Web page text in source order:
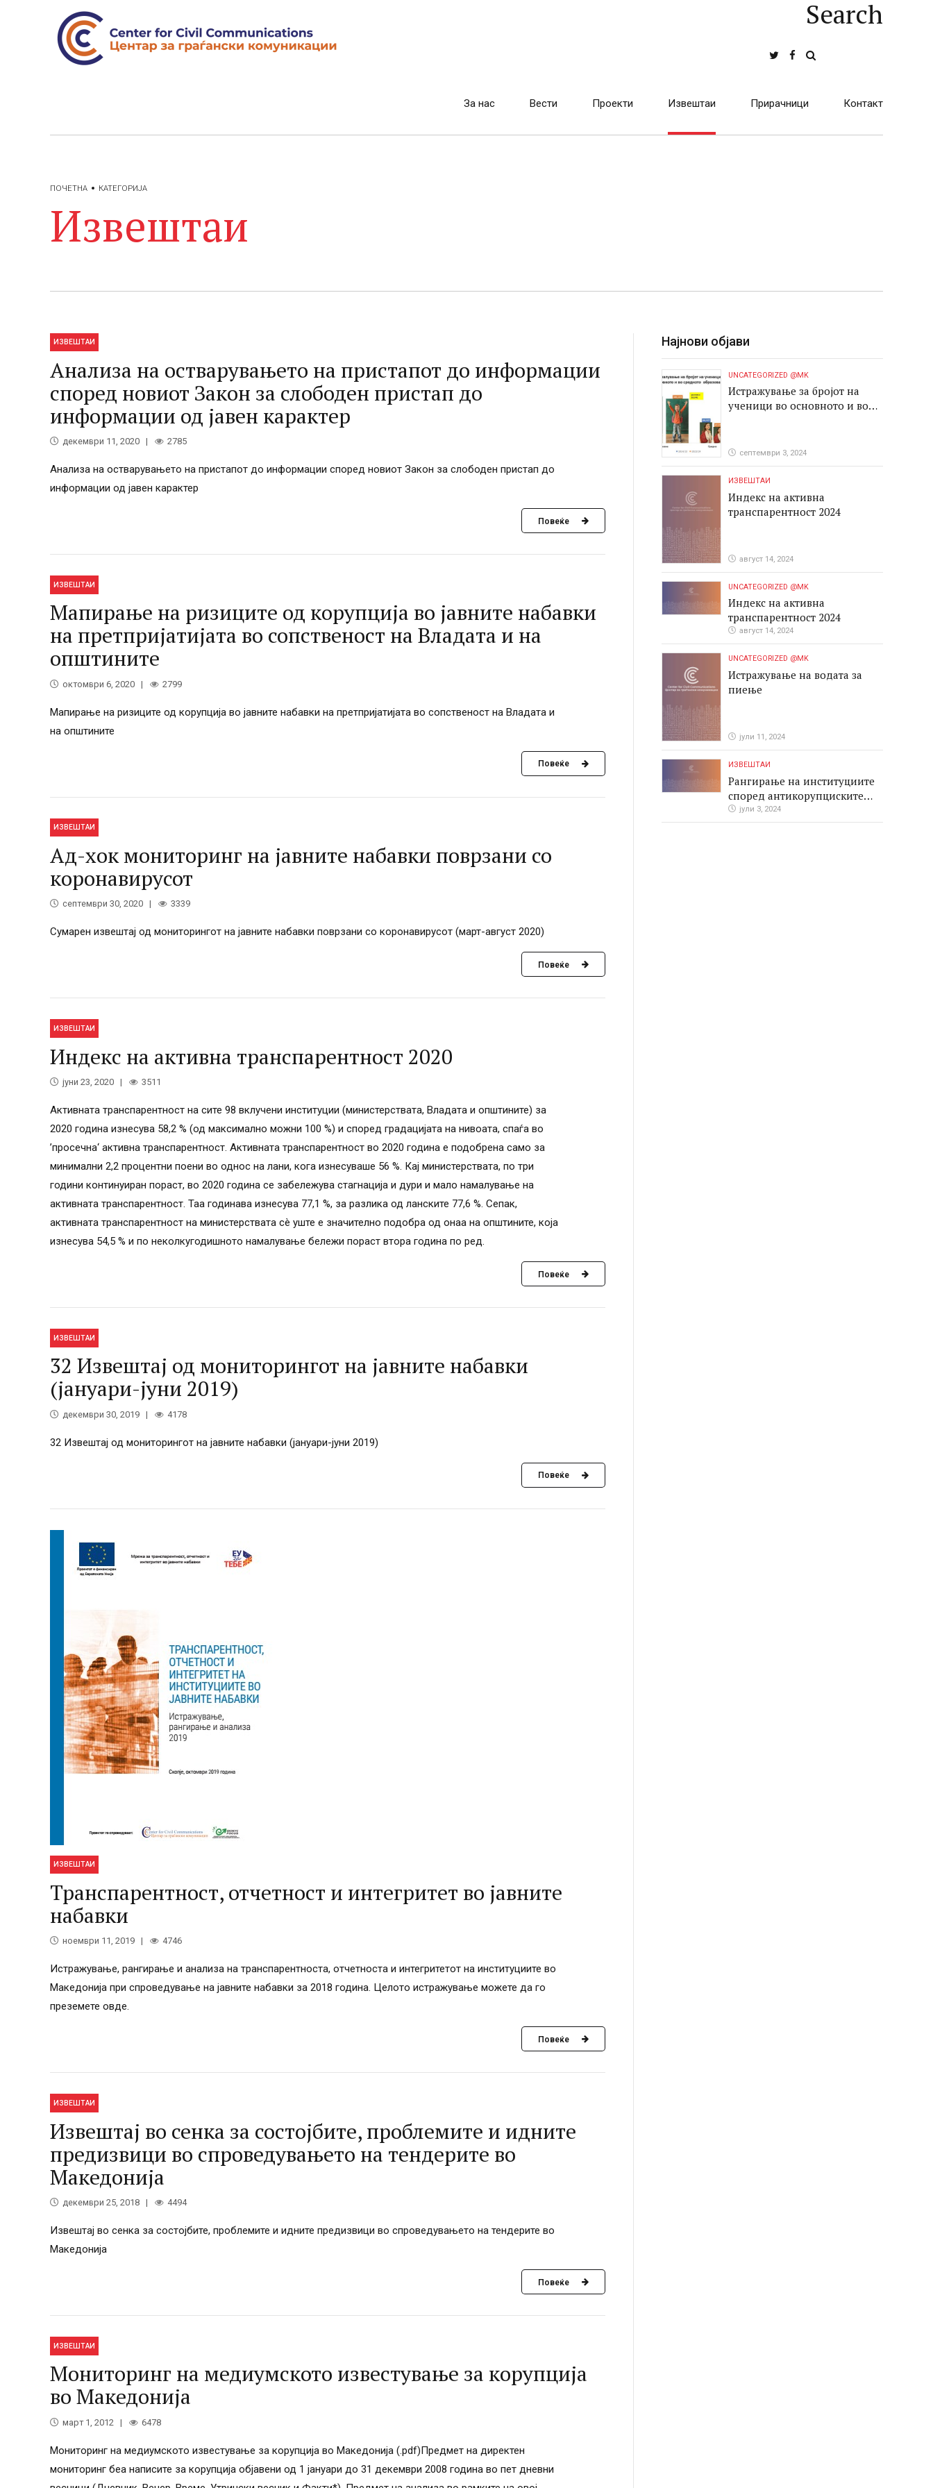
Search
За нас Вести Проекти Извештаи Прирачници Контакт
ПОЧЕТНА КАТЕГОРИЈА
Извештаи
ИЗВЕШТАИ
Анализа на остварувањето на пристапот до информации
според новиот Закон за слободен пристап до
информации од јавен карактер
декември 11, 2020 2785
Анализа на остварувањето на пристапот до информации според новиот Закон за слободен пристап до
информации од јавен карактер
Повеќе
ИЗВЕШТАИ
Мапирање на ризиците од корупција во јавните набавки
на претпријатијата во сопственост на Владата и на
општините
октомври 6, 2020 2799
Мапирање на ризиците од корупција во јавните набавки на претпријатијата во сопственост на Владата и
на општините
Повеќе
ИЗВЕШТАИ
Ад-хок мониторинг на јавните набавки поврзани со
коронавирусот
септември 30, 2020 3339
Сумарен извештај од мониторингот на јавните набавки поврзани со коронавирусот (март-август 2020)
Повеќе
ИЗВЕШТАИ
Индекс на активна транспарентност 2020
јуни 23, 2020 3511
Активната транспарентност на сите 98 вклучени институции (министерствата, Владата и општините) за
2020 година изнесува 58,2 % (од максимално можни 100 %) и според градацијата на нивоата, спаѓа во
’просечна‘ активна транспарентност. Активната транспарентност во 2020 година е подобрена само за
минимални 2,2 процентни поени во однос на лани, кога изнесуваше 56 %. Кај министерствата, по три
години континуиран пораст, во 2020 година се забележува стагнација и дури и мало намалување на
активната транспарентност. Таа годинава изнесува 77,1 %, за разлика од ланските 77,6 %. Сепак,
активната транспарентност на министерствата сè уште е значително подобра од онаа на општините, која
изнесува 54,5 % и по неколкугодишното намалување бележи пораст втора година по ред.
Повеќе
ИЗВЕШТАИ
32 Извештај од мониторингот на јавните набавки
(јануари-јуни 2019)
декември 30, 2019 4178
32 Извештај од мониторингот на јавните набавки (јануари-јуни 2019)
Повеќе
ИЗВЕШТАИ
Транспарентност, отчетност и интегритет во јавните
набавки
ноември 11, 2019 4746
Истражување, рангирање и анализа на транспарентноста, отчетноста и интегритетот на институциите во
Македонија при спроведување на јавните набавки за 2018 година. Целото истражување можете да го
преземете овде.
Повеќе
ИЗВЕШТАИ
Извештај во сенка за состојбите, проблемите и идните
предизвици во спроведувањето на тендерите во
Македонија
декември 25, 2018 4494
Извештај во сенка за состојбите, проблемите и идните предизвици во спроведувањето на тендерите во
Македонија
Повеќе
ИЗВЕШТАИ
Мониторинг на медиумското известување за корупција
во Македонија
март 1, 2012 6478
Мониторинг на медиумското известување за корупција во Македонија (.pdf)Предмет на директен
мониторинг беа написите за корупција објавени од 1 јануари до 31 декември 2008 година во пет дневни
Најнови објави
UNCATEGORIZED @MK
Истражување за бројот на
ученици во основното и во
септември 3, 2024
ИЗВЕШТАИ
Индекс на активна
транспарентност 2024
август 14, 2024
UNCATEGORIZED @MK
Индекс на активна
транспарентност 2024
август 14, 2024
UNCATEGORIZED @MK
Истражување на водата за
пиење
јули 11, 2024
ИЗВЕШТАИ
Рангирање на институциите
според антикорупциските
перформаси во јавните
набавки
јули 3, 2024